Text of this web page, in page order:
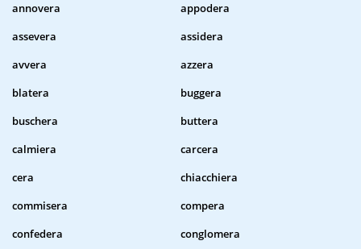
annovera
appodera
assevera
assidera
avvera
azzera
blatera
buggera
buschera
buttera
calmiera
carcera
cera
chiacchiera
commisera
compera
confedera
conglomera